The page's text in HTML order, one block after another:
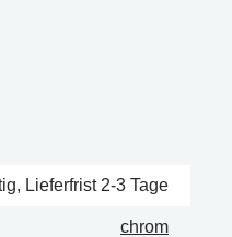
Lieferfrist 2-3 Tage
chrom